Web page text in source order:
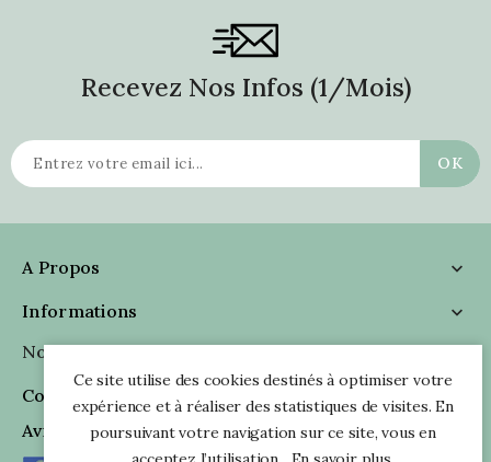
Recevez Nos Infos (1/mois)
A Propos

Informations

Nous Suivre

Coordonnées
Avis Clients
Ce site utilise des cookies destinés à optimiser votre
expérience et à réaliser des statistiques de visites. En
poursuivant votre navigation sur ce site, vous en